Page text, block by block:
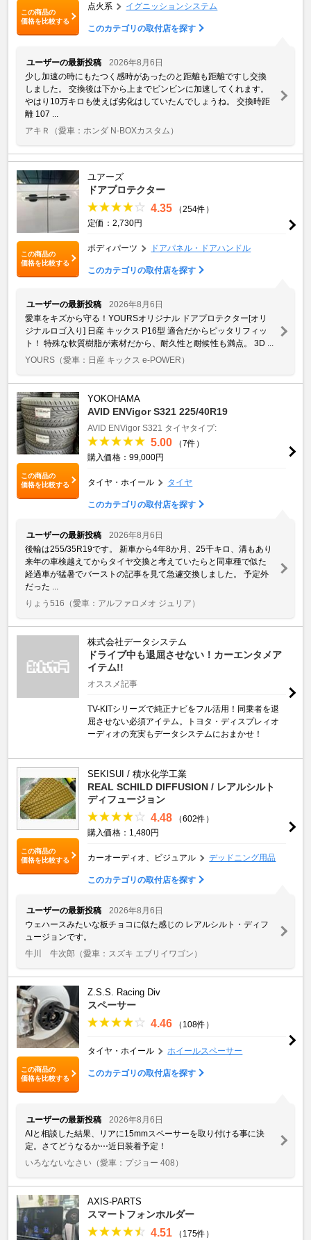
この商品の
価格を比較する
点火系 イグニッションシステム
このカテゴリの取付店を探す
ユーザーの最新投稿
2026年8月6日
少し加速の時にもたつく感時があったのと距離も距離ですし交換
しました。 交換後は下から上までビンビンに加速してくれます。
やはり10万キロも使えば劣化はしていたんでしょうね。 交換時距
離 107 ...
アキＲ
（愛車：ホンダ N-BOXカスタム）
この商品の
価格を比較する
ユアーズ
ドアプロテクター
4.35
（254件）
定価：2,730円
ボディパーツ ドアパネル・ドアハンドル
このカテゴリの取付店を探す
ユーザーの最新投稿
2026年8月6日
愛車をキズから守る！YOURSオリジナル ドアプロテクター[オリ
ジナルロゴ入り] 日産 キックス P16型 適合だからピッタリフィッ
ト！ 特殊な軟質樹脂が素材だから、耐久性と耐候性も満点。 3D ...
YOURS （愛車：日産 キックス e-POWER）
この商品の
価格を比較する
YOKOHAMA
AVID ENVigor S321 225/40R19
AVID ENVigor S321 タイヤタイプ:
5.00
（7件）
購入価格：99,000円
タイヤ・ホイール タイヤ
このカテゴリの取付店を探す
ユーザーの最新投稿
2026年8月6日
後輪は255/35R19です。 新車から4年8か月、25千キロ、溝もあり
来年の車検越えてからタイヤ交換と考えていたらと同車種で似た
経過車が猛暑でバーストの記事を見て急遽交換しました。 予定外
だった ...
りょう516 （愛車：アルファロメオ ジュリア）
株式会社データシステム
ドライブ中も退屈させない！カーエンタメア
イテム!!
オススメ記事
TV-KITシリーズで純正ナビをフル活用！同乗者を退
屈させない必須アイテム。トヨタ・ディスプレィオ
ーディオの充実もデータシステムにおまかせ！
この商品の
価格を比較する
SEKISUI / 積水化学工業
REAL SCHILD DIFFUSION / レアルシルト
ディフュージョン
4.48
（602件）
購入価格：1,480円
カーオーディオ、ビジュアル デッドニング用品
このカテゴリの取付店を探す
ユーザーの最新投稿
2026年8月6日
ウェハースみたいな板チョコに似た感じの レアルシルト・ディフ
ュージョンです。
牛川 牛次郎 （愛車：スズキ エブリイワゴン）
この商品の
価格を比較する
Z.S.S. Racing Div
スペーサー
4.46 （108件）
タイヤ・ホイール ホイールスペーサー
このカテゴリの取付店を探す
ユーザーの最新投稿
2026年8月6日
AIと相談した結果、リアに15mmスペーサーを取り付ける事に決
定。さてどうなるか⋯近日装着予定！
いろなないなさい （愛車：プジョー 408）
AXIS-PARTS
スマートフォンホルダー
4.51 （175件）